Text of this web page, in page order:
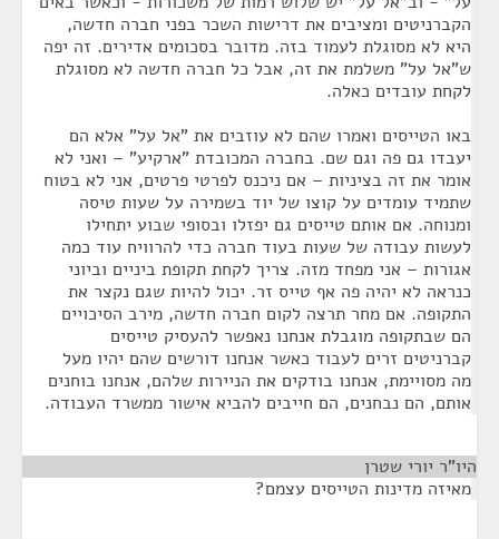
הקברניטים ומציבים את דרישות השכר בפני חברה חדשה,
היא לא מסוגלת לעמוד בזה. מדובר בסכומים אדירים. זה יפה
ש"אל על" משלמת את זה, אבל כל חברה חדשה לא מסוגלת
לקחת עובדים כאלה.
באו הטייסים ואמרו שהם לא עוזבים את "אל על" אלא הם
יעבדו גם פה וגם שם. בחברה המכובדת "ארקיע" – ואני לא
אומר את זה בציניות – אם ניכנס לפרטי פרטים, אני לא בטוח
שתמיד עומדים על קוצו של יוד בשמירה על שעות טיסה
ומנוחה. אם אותם טייסים גם יפזלו ובסופי שבוע יתחילו
לעשות עבודה של שעות בעוד חברה כדי להרוויח עוד כמה
אגורות – אני מפחד מזה. צריך לקחת תקופת ביניים וביוני
כנראה לא יהיה פה אף טייס זר. יכול להיות שגם נקצר את
התקופה. אם מחר תרצה לקום חברה חדשה, מירב הסיכויים
הם שבתקופה מוגבלת אנחנו נאפשר להעסיק טייסים
קברניטים זרים לעבוד כאשר אנחנו דורשים שהם יהיו מעל
מה מסויימת, אנחנו בודקים את הניירות שלהם, אנחנו בוחנים
אותם, הם נבחנים, הם חייבים להביא אישור ממשרד העבודה.
היו"ר יורי שטרן
מאיזה מדינות הטייסים עצמם?